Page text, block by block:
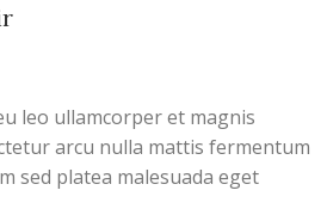
leo ullamcorper et magnis
arcu nulla mattis fermentum
sed platea malesuada eget